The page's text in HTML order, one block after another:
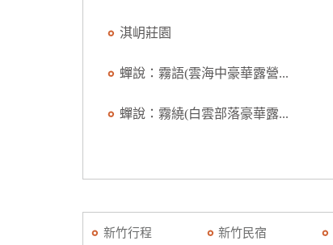
淇岄莊園
蟬說：霧語(雲海中豪華露營...
蟬說：霧繞(白雲部落豪華露...
新竹行程 新竹民宿